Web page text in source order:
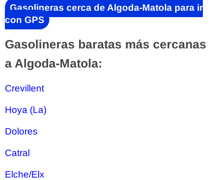
Gasolineras cerca de Algoda-Matola para ir
con GPS
Gasolineras baratas más cercanas
a Algoda-Matola:
Crevillent
Hoya (La)
Dolores
Catral
Elche/Elx